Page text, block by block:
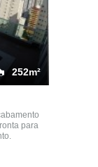
252m²
para